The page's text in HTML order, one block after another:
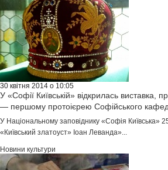
30 квітня 2014 о 10:05
У «Софії Київській» відкрилась виставка,
— першому протоієрею Софійського
У Національному заповіднику «Софія Київська»
«Київський златоуст» Іоан Леванда»...
Новини культури